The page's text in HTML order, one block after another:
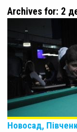
Archives for: 2
Новосад,